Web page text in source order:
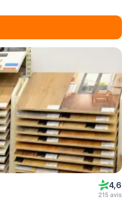
4,6
215 avis